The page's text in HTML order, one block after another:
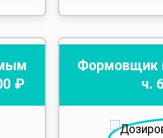
₽
Формовщик
ч.